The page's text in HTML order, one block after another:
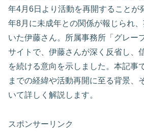
年4月6日より活動を再開することが
年8月に未成年との関係が報じられ
いた伊藤さん。所属事務所「グレー
サイトで、伊藤さんが深く反省し、
を続ける意向を示しました。本記事
までの経緯や活動再開に至る背景、
いて詳しく解説します。
スポンサーリンク